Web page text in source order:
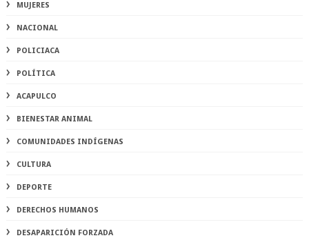
MUJERES
NACIONAL
POLICIACA
POLÍTICA
ACAPULCO
BIENESTAR ANIMAL
COMUNIDADES INDÍGENAS
CULTURA
DEPORTE
DERECHOS HUMANOS
DESAPARICIÓN FORZADA